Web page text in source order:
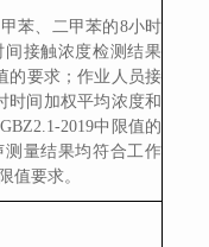
甲苯、二甲苯的8小时
接触浓度检测结果
的要求；作业人员接
时间加权平均浓度和
2019中限值的
测量结果均符合工作
值要求。